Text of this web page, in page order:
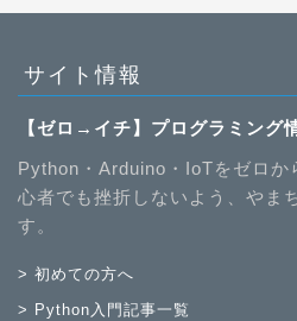
サイト情報
【ゼロ→イチ】プログラミング
Python・Arduino・IoTをゼロか
心者でも挫折しないよう、やま
す。
> 初めての方へ
> Python入門記事一覧